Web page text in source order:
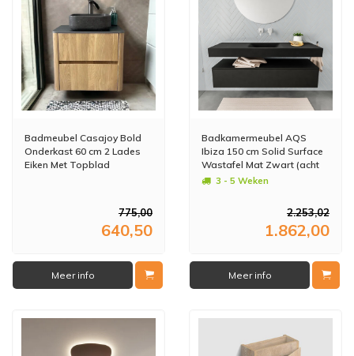
Badmeubel Casajoy Bold
Onderkast 60 cm 2 Lades
Eiken Met Topblad
775,00
640,50
Meer info
Badkamermeubel AQS
Ibiza 150 cm Solid Surface
Wastafel Mat Zwart (acht
varianten)
3 - 5 Weken
2.253,02
1.862,00
Meer info